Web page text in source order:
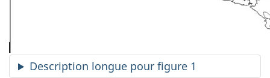
Description longue pour figure 1